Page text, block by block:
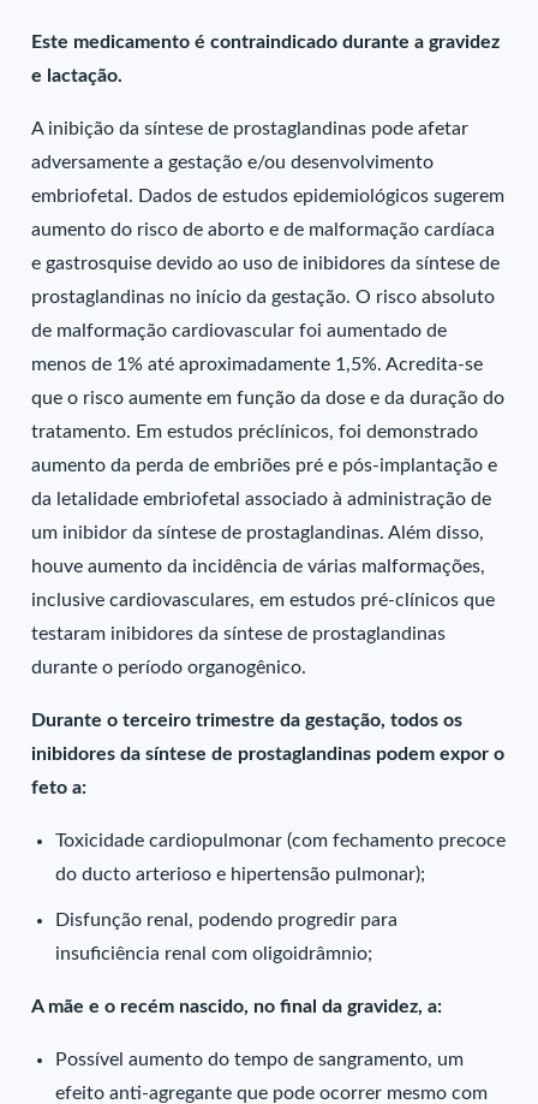
Este medicamento é contraindicado durante a gravidez
e lactação.
A inibição da síntese de prostaglandinas pode afetar
adversamente a gestação e/ou desenvolvimento
embriofetal. Dados de estudos epidemiológicos sugerem
aumento do risco de aborto e de malformação cardíaca
e gastrosquise devido ao uso de inibidores da síntese de
prostaglandinas no início da gestação. O risco absoluto
de malformação cardiovascular foi aumentado de
menos de 1% até aproximadamente 1,5%. Acredita-se
que o risco aumente em função da dose e da duração do
tratamento. Em estudos préclínicos, foi demonstrado
aumento da perda de embriões pré e pós-implantação e
da letalidade embriofetal associado à administração de
um inibidor da síntese de prostaglandinas. Além disso,
houve aumento da incidência de várias malformações,
inclusive cardiovasculares, em estudos pré-clínicos que
testaram inibidores da síntese de prostaglandinas
durante o período organogênico.
Durante o terceiro trimestre da gestação, todos os
inibidores da síntese de prostaglandinas podem expor o
feto a:
Toxicidade cardiopulmonar (com fechamento precoce
do ducto arterioso e hipertensão pulmonar);
Disfunção renal, podendo progredir para
insuficiência renal com oligoidrâmnio;
A mãe e o recém nascido, no final da gravidez, a:
Possível aumento do tempo de sangramento, um
efeito anti-agregante que pode ocorrer mesmo com